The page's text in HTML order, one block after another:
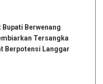
Berwenang
Tersangka
Berpotensi Langgar